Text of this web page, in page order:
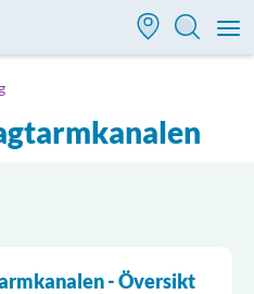
- Översikt